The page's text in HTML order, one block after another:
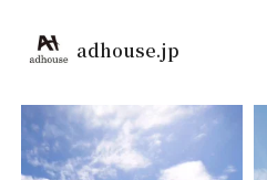
adhouse.jp